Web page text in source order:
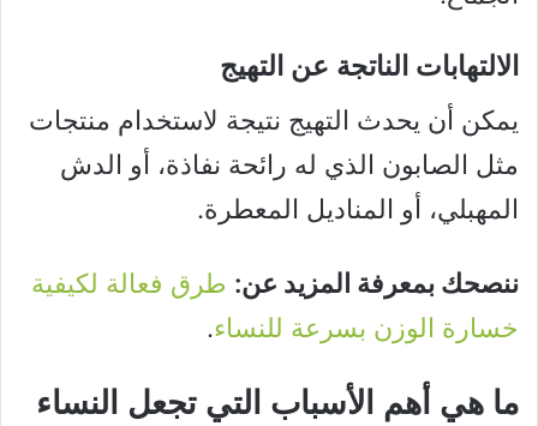
الالتهابات الناتجة عن التهيج
يمكن أن يحدث التهيج نتيجة لاستخدام منتجات
مثل الصابون الذي له رائحة نفاذة، أو الدش
المهبلي، أو المناديل المعطرة.
ننصحك بمعرفة المزيد عن: طرق فعالة لكيفية
خسارة الوزن بسرعة للنساء.
ما هي أهم الأسباب التي تجعل النساء